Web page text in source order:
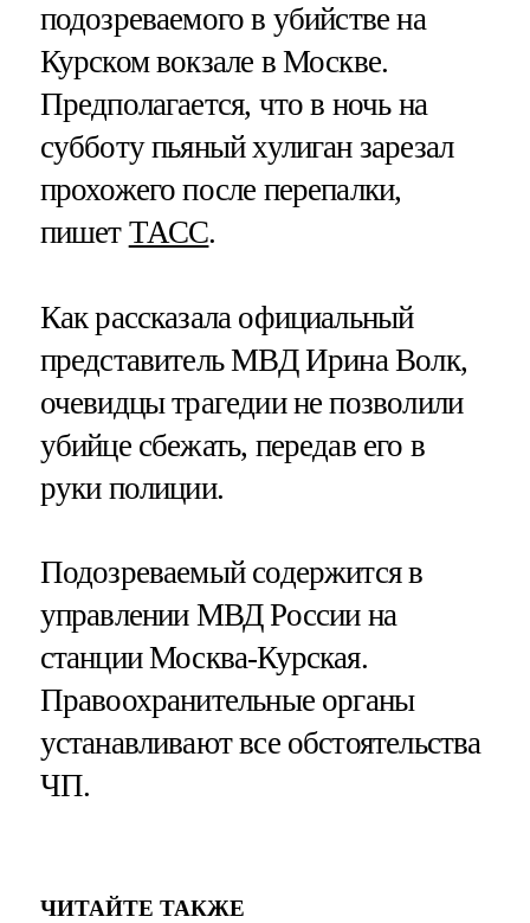
подозреваемого в убийстве на
Курском вокзале в Москве.
Предполагается, что в ночь на
субботу пьяный хулиган зарезал
прохожего после перепалки,
пишет ТАСС.
Как рассказала официальный
представитель МВД Ирина Волк,
очевидцы трагедии не позволили
убийце сбежать, передав его в
руки полиции.
Подозреваемый содержится в
управлении МВД России на
станции Москва-Курская.
Правоохранительные органы
устанавливают все обстоятельства
ЧП.
ЧИТАЙТЕ ТАКЖЕ